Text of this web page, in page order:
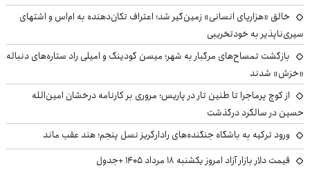
خالق «هزارپای انسانی» زمین‌گیر شد؛ اعتراف تکان‌دهنده به ام‌اس و اشتهای
سیری‌ناپذیر به خودتخریبی
بازگشت تمساح‌های مرگبار به شهر؛ میسن گودینگ و امیلی راد ستاره‌های دنباله
«خزش» شدند
از کوچ‌ پرماجرا تا طنین تار در پاریس؛ مروری بر کارنامه درخشان امین‌الله
حسین در سالگرد درگذشت
ورود ترکیه به باشگاه جنگنده‌های رادارگریز نسل پنجم؛ هند عقب ماند
قیمت دلار بازار آزاد امروز یکشنبه ۱۸ مرداد ۱۴۰۵ +جدول